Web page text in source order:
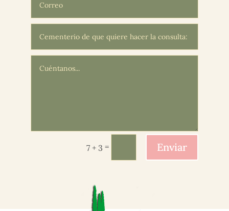
7 + 3 = Enviar